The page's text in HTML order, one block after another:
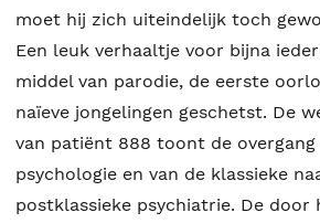
moet hij zich uiteindelijk toch
Een leuk verhaaltje voor bijna
middel van parodie, de eerste
naïeve jongelingen geschetst. De
van patiënt 888 toont de overgang
psychologie en van de klassieke
postklassieke psychiatrie. De door